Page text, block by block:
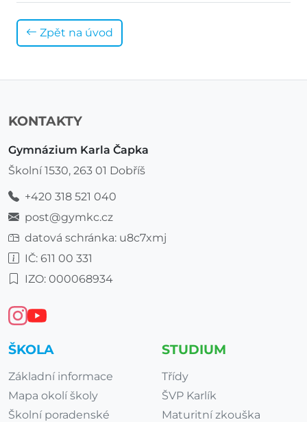
Zpět na úvod
KONTAKTY
Gymnázium Karla Čapka
Školní 1530, 263 01 Dobříš
+420 318 521 040
post@gymkc.cz
datová schránka: u8c7xmj
IČ: 611 00 331
IZO: 000068934
ŠKOLA
Základní informace
Mapa okolí školy
Školní poradenské
STUDIUM
Třídy
ŠVP Karlík
Maturitní zkouška